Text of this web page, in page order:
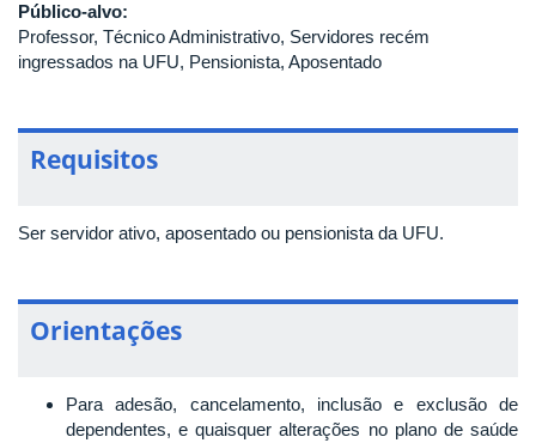
Público-alvo:
Professor, Técnico Administrativo, Servidores recém
ingressados na UFU, Pensionista, Aposentado
Requisitos
Ser servidor ativo, aposentado ou pensionista da UFU.
Orientações
Para adesão, cancelamento, inclusão e exclusão de
dependentes, e quaisquer alterações no plano de saúde